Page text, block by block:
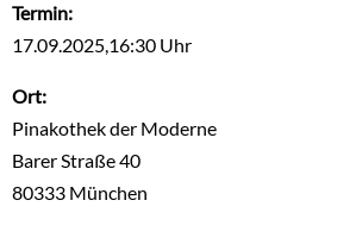
Termin:
17.09.2025,16:30 Uhr
Ort:
Pinakothek der Moderne
Barer Straße 40
80333 München